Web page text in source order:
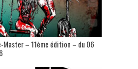
Master – 11ème édition – du 06